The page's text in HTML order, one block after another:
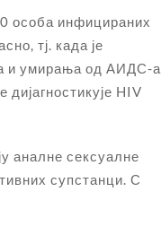
особа инфицираних
тј. када је
и умирања од АИДС-а
HIV
аналне сексуалне
супстанци. С